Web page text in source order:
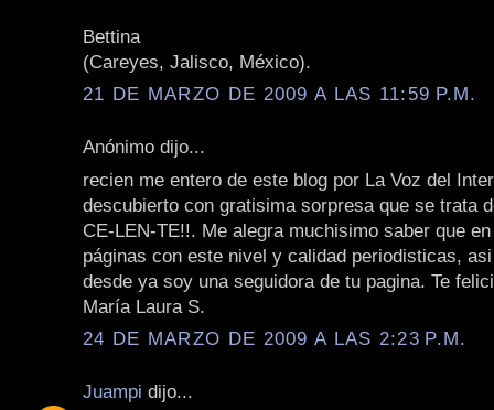
Bettina
(Careyes, Jalisco, México).
21 DE MARZO DE 2009 A LAS 11:59 P.M.
Anónimo dijo...
recien me entero de este blog por La Voz del
descubierto con gratisima sorpresa que se trata
CE-LEN-TE!!. Me alegra muchisimo saber que
páginas con este nivel y calidad periodisticas,
desde ya soy una seguidora de tu pagina. Te
María Laura S.
24 DE MARZO DE 2009 A LAS 2:23 P.M.
Juampi dijo...